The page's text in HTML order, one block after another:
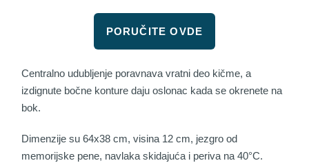
PORUČITE OVDE
Centralno udubljenje poravnava vratni deo kičme, a
izdignute bočne konture daju oslonac kada se okrenete na
bok.
Dimenzije su 64x38 cm, visina 12 cm, jezgro od
memorijske pene, navlaka skidajuća i periva na 40°C.